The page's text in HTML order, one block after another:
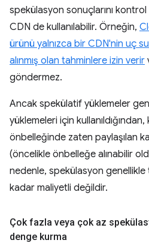
spekülasyon sonuçlarını
CDN de kullanılabilir. Örneğin,
ürünü yalnızca bir CDN'nin uç
alınmış olan tahminlere izin verir
göndermez.
Ancak spekülatif yüklemeler
yüklemeleri için kullanıldığından,
önbelleğinde zaten paylaşılan
(öncelikle önbelleğe alınabilir
nedenle, spekülasyon
kadar maliyetli değildir.
Çok fazla veya çok az
denge kurma